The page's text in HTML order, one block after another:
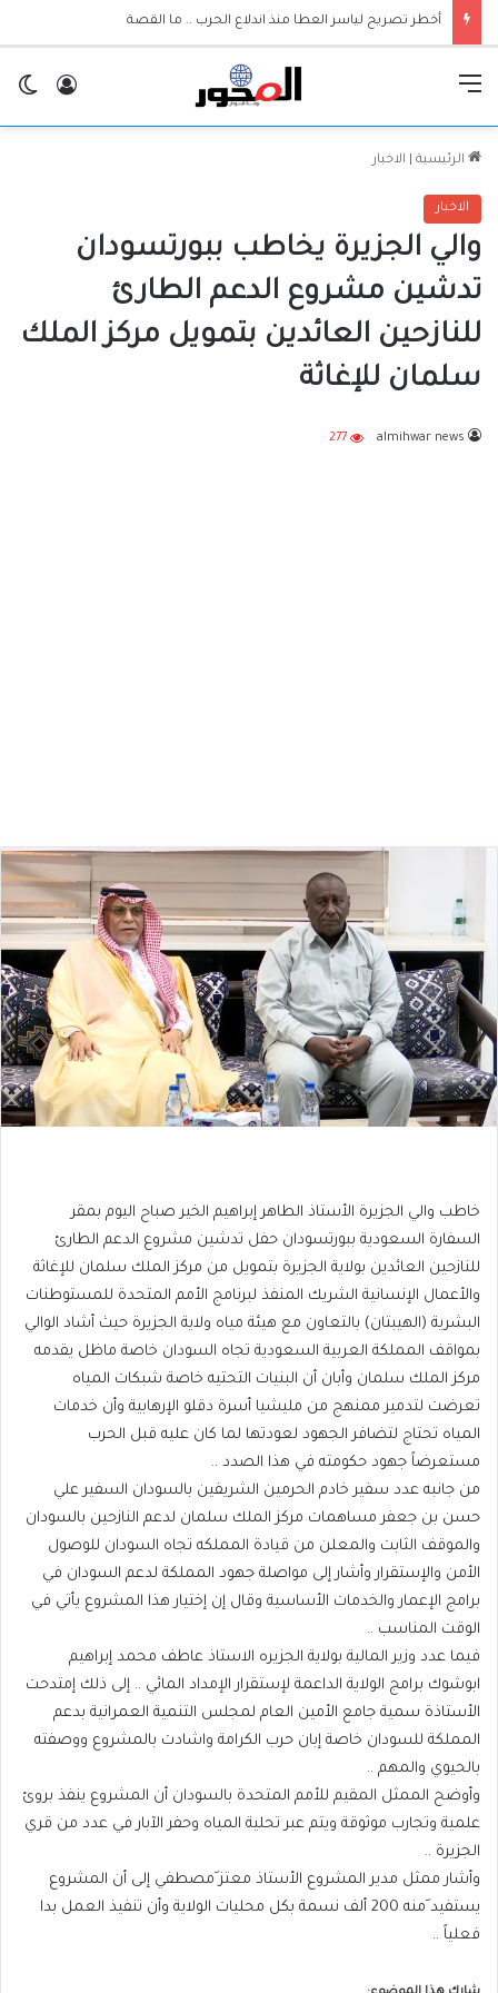
أخطر تصريح لياسر العطا منذ اندلاع الحرب .. ما القصة
الرئيسية الاخبار
الاخبار
والي الجزيرة يخاطب ببورتسودان
تدشين مشروع الدعم الطارئ
للنازحين العائدين بتمويل مركز الملك
سلمان للإغاثة
almihwar news
277
خاطب والي الجزيرة الأستاذ الطاهر إبراهيم الخير صباح اليوم بمقر
السفارة السعودية ببورتسودان حفل تدشين مشروع الدعم الطارئ
للنازحين العائدين بولاية الجزيرة بتمويل من مركز الملك سلمان للإغاثة
والأعمال الإنسانية الشريك المنفذ لبرنامج الأمم المتحدة للمستوطنات
البشرية (الهيبتان) بالتعاون مع هيئة مياه ولاية الجزيرة حيث أشاد الوالي
بمواقف المملكة العربية السعودية تجاه السودان خاصة ماظل يقدمه
مركز الملك سلمان وأبان أن البنيات التحتيه خاصة شبكات المياه
تعرضت لتدمير ممنهج من مليشيا أسرة دقلو الإرهابية وأن خدمات
المياه تحتاج لتضافر الجهود لعودتها لما كان عليه قبل الحرب
مستعرضاً جهود حكومته في هذا الصدد ..
من جانبه عدد سفير خادم الحرمين الشريفين بالسودان السفير علي
حسن بن جعفر مساهمات مركز الملك سلمان لدعم النازحين بالسودان
والموقف الثابت والمعلن من قيادة المملكه تجاه السودان للوصول
الأمن والإستقرار وأشار إلى مواصلة جهود المملكة لدعم السودان في
برامج الإعمار والخدمات الأساسية وقال إن إختيار هذا المشروع يأتي في
الوقت المناسب ..
فيما عدد وزير المالية بولاية الجزيره الاستاذ عاطف محمد إبراهيم
ابوشوك برامج الولاية الداعمة لإستقرار الإمداد المائي .. إلى ذلك إمتدحت
الأستاذة سمية جامع الأمين العام لمجلس التنمية العمرانية بدعم
المملكة للسودان خاصة إبان حرب الكرامة واشادت بالمشروع ووصفته
بالحيوي والمهم ..
وأوضح الممثل المقيم للأمم المتحدة بالسودان أن المشروع ينفذ بروئ
علمية وتجارب موثوقة ويتم عبر تحلية المياه وحفر الآبار في عدد من قري
الجزيرة ..
وأشار ممثل مدير المشروع الأستاذ معتز َمصطفي إلى أن المشروع
يستفيد َمنه 200 ألف نسمة بكل محليات الولاية وأن تنفيذ العمل بدا
فعلياً ..